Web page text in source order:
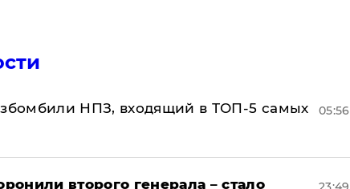
НПЗ, входящий в ТОП-5 самых
05:56
второго генерала – стало